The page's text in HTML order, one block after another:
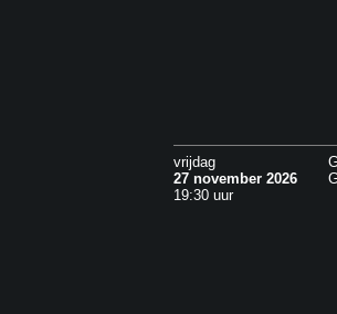
vrijdag
27 november 2026
19:30 uur